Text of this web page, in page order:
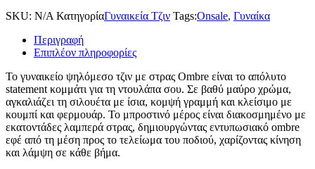
SKU: N/A ΚατηγορίαΓυναικεία Τζιν Tags:Onsale, Γυναίκα
Περιγραφή
Επιπλέον πληροφορίες
Το γυναικείο ψηλόμεσο τζιν με στρας Ombre είναι το απόλυτο
statement κομμάτι για τη ντουλάπα σου. Σε βαθύ μαύρο χρώμα,
αγκαλιάζει τη σιλουέτα με ίσια, κομψή γραμμή και κλείσιμο με
κουμπί και φερμουάρ. Το μπροστινό μέρος είναι διακοσμημένο με
εκατοντάδες λαμπερά στρας, δημιουργώντας εντυπωσιακό ombre
εφέ από τη μέση προς το τελείωμα του ποδιού, χαρίζοντας κίνηση
και λάμψη σε κάθε βήμα.